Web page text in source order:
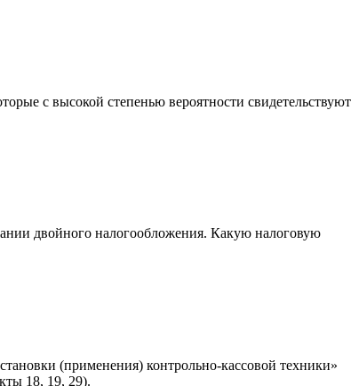
с высокой степенью вероятности свидетельствуют
двойного налогообложения. Какую налоговую
(применения) контрольно-кассовой техники»
18, 19, 29).